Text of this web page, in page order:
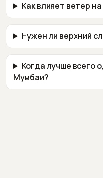
Как влияет ветер
Нужен ли верхний
Когда лучше всего
Мумбаи?